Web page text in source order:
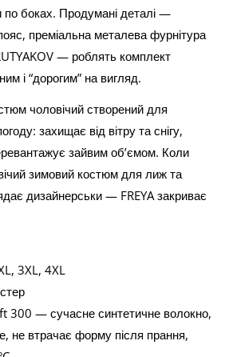
по боках. Продумані деталі —
преміальна металева фурнітура
— роблять комплект
і “дорогим” на вигляд.
чоловічий створений для
захищає від вітру та снігу,
зайвим об’ємом. Коли
зимовий костюм для лиж та
дизайнерськи — FREYA закриває
3XL, 4XL
300 — сучасне синтетичне волокно,
не втрачає форму після прання,